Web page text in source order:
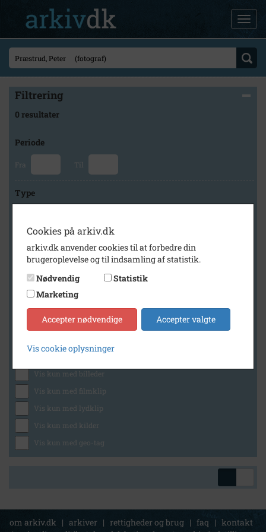
Filtrering
0 resultater
Periode
Fra Til
Type
Arkiv
Herlev Kommunes Lokalarkiv
Generelt
Vis kun med billeder
Vis kun med filmklip
Vis kun med lydklip
Vis kun med kilder
Vis kun med geo-tag
om arkiv.dk | arkiver | rettigheder og brug | faq | kontakt
Cookies på arkiv.dk
arkiv.dk anvender cookies til at forbedre din
brugeroplevelse og til indsamling af statistik.
Nødvendig
Statistik
Marketing
Accepter nødvendige Accepter valgte
Vis cookie oplysninger